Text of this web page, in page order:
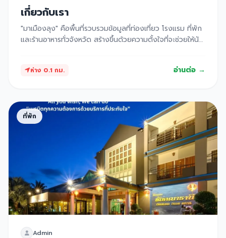
เกี่ยวกับเรา
"มาเมืองลุง" คือพื้นที่รวบรวมข้อมูลที่ท่องเที่ยว โรงแรม ที่พัก
และร้านอาหารทั่วจังหวัด สร้างขึ้นด้วยความตั้งใจที่จะช่วยให้นัก
ทาง หรือร้านอาหารท้องถิ่นที่อาจไม่เคยมีใครพูดถึง เราเป็น
ข้อมูลสถานที่ ทุกรายชื่อที่ปรากฏบนเว็บไซต์นี้จัดทำขึ้นเพื่อ
ประโยชน์ในการส่งเสริมการท่องเที่ยวของจังหวัดเท่านั้น ภาพ
ประกอบบางส่วนบนเว็บไซต์ เราไปเห็นและน่าสนใจ จึงได้นำมา
เก็บบันทึกไว้บนเว็บไซต์มาเมืองลุง เพื่อจะได้สืบค้นได้สะดวก
และได้รับความอนุเคราะห์จากเจ้าของร้านและผู้ประกอบการใน
พื้นที่ ซึ่งเราขอขอบคุณมา ณ ที่นี้ หากเจ้าของภาพท่านใด
ต้องการให้ปรับปรุงหรือนำภาพออก สามารถติดต่อทีมงานเพื่อ
ดำเนินการได้ เราหวังว่า "มาเมืองลุง" จะเป็นจุดเริ่มต้นเล็ก ๆ ที่
ช่วยให้ทุกการเดินทางมาเยือนเมืองลุงของคุณเต็มไปด้วยความ
ทรงจำดี ๆ และสนับสนุนผู้ประกอบการในท้องถิ่นไปพร้อมกัน
ห่าง 0.1 กม. อ่านต่อ →
ที่พัก
Admin